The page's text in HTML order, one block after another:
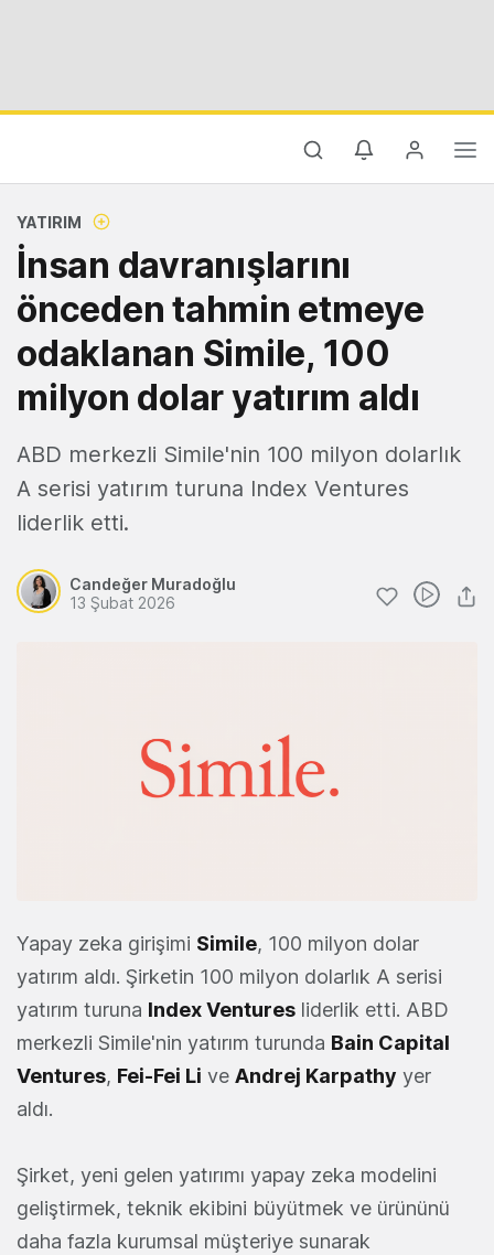
YATIRIM
İnsan davranışlarını
önceden tahmin etmeye
odaklanan Simile, 100
milyon dolar yatırım aldı
ABD merkezli Simile'nin 100 milyon dolarlık
A serisi yatırım turuna Index Ventures
liderlik etti.
Candeğer Muradoğlu
13 Şubat 2026
Yapay zeka girişimi Simile, 100 milyon dolar
yatırım aldı. Şirketin 100 milyon dolarlık A serisi
yatırım turuna Index Ventures liderlik etti. ABD
merkezli Simile'nin yatırım turunda Bain Capital
Ventures, Fei-Fei Li ve Andrej Karpathy yer
aldı.
Şirket, yeni gelen yatırımı yapay zeka modelini
geliştirmek, teknik ekibini büyütmek ve ürününü
daha fazla kurumsal müşteriye sunarak